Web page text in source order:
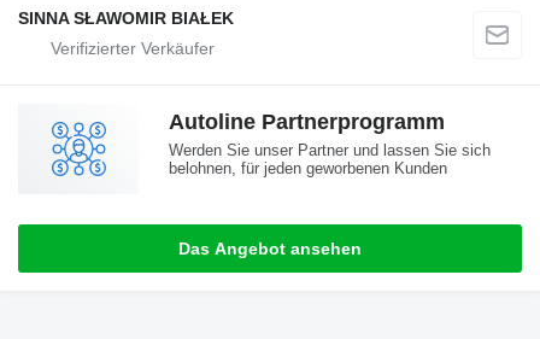
SINNA SŁAWOMIR BIAŁEK
Autoline Partnerprogramm
Werden Sie unser Partner und lassen Sie sich
belohnen, für jeden geworbenen Kunden
Das Angebot ansehen